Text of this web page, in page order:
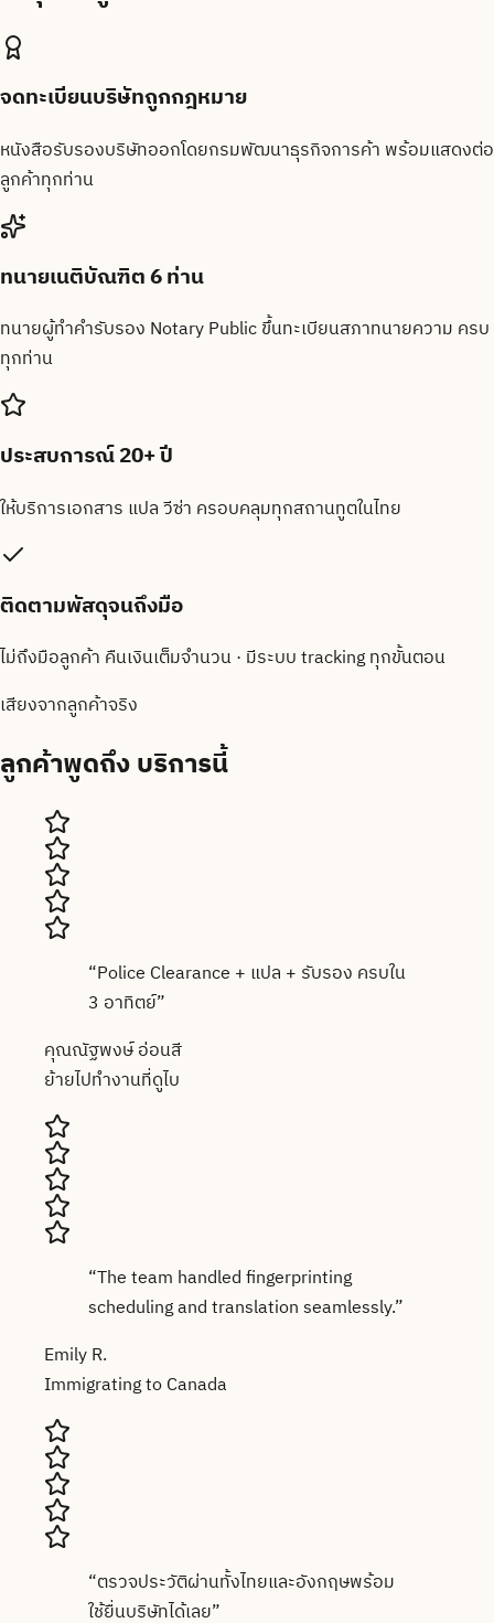
จดทะเบียนบริษัทถูกกฎหมาย
หนังสือรับรองบริษัทออกโดยกรมพัฒนาธุรกิจการค้า พร้อมแสดงต่อ
ลูกค้าทุกท่าน
ทนายเนติบัณฑิต 6 ท่าน
ทนายผู้ทำคำรับรอง Notary Public ขึ้นทะเบียนสภาทนายความ ครบ
ทุกท่าน
ประสบการณ์ 20+ ปี
ให้บริการเอกสาร แปล วีซ่า ครอบคลุมทุกสถานทูตในไทย
ติดตามพัสดุจนถึงมือ
ไม่ถึงมือลูกค้า คืนเงินเต็มจำนวน · มีระบบ tracking ทุกขั้นตอน
เสียงจากลูกค้าจริง
ลูกค้าพูดถึงบริการนี้
“Police Clearance + แปล + รับรอง ครบใน
3 อาทิตย์”
คุณณัฐพงษ์ อ่อนสี
ย้ายไปทำงานที่ดูไบ
“The team handled fingerprinting
scheduling and translation seamlessly.”
Emily R.
Immigrating to Canada
“ตรวจประวัติผ่านทั้งไทยและอังกฤษพร้อม
ใช้ยื่นบริษัทได้เลย”